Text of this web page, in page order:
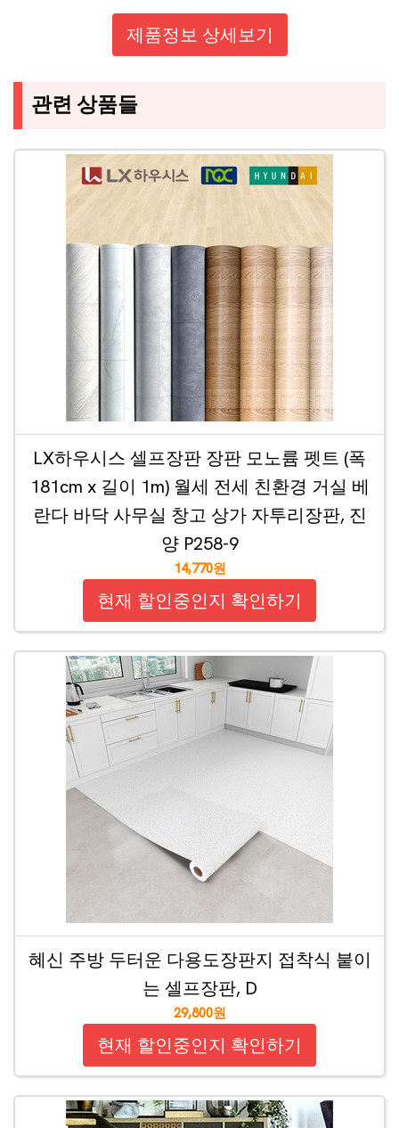
제품정보 상세보기
관련 상품들
LX하우시스 셀프장판 장판 모노륨 펫트 (폭
181cm x 길이 1m) 월세 전세 친환경 거실 베
란다 바닥 사무실 창고 상가 자투리장판, 진
양 P258-9
14,770원
현재 할인중인지 확인하기
혜신 주방 두터운 다용도장판지 접착식 붙이
는 셀프장판, D
29,800원
현재 할인중인지 확인하기